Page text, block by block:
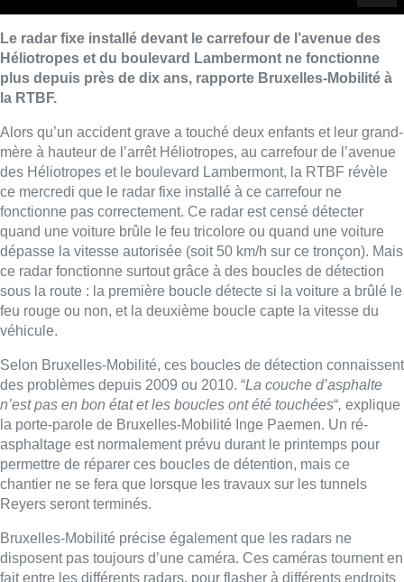
dépasse la vitesse autorisée (soit 50 km/h sur ce tronçon). Mais
ce radar fonctionne surtout grâce à des boucles de détection
sous la route : la première boucle détecte si la voiture a brûlé le
feu rouge ou non, et la deuxième boucle capte la vitesse du
véhicule.
Selon Bruxelles-Mobilité, ces boucles de détection connaissent
des problèmes depuis 2009 ou 2010. “
La couche d’asphalte
n’est pas en bon état et les boucles ont été touchées “,
explique
la porte-parole de Bruxelles-Mobilité Inge Paemen. Un ré-
asphaltage est normalement prévu durant le printemps pour
permettre de réparer ces boucles de détention, mais ce
chantier ne se fera que lorsque les travaux sur les tunnels
Reyers seront terminés.
Bruxelles-Mobilité précise également que les radars ne
disposent pas toujours d’une caméra. Ces caméras tournent en
fait entre les différents radars, pour flasher à différents endroits
selon les périodes de l’année. Seuls les radars-tronçons (au
boulevard Léopold III et sur l’avenue Louise) ne sont jamais
bougés de leur emplacement initial.
Reportage de Thomas Dufrane, Bernard Denuit et Paolo
Coen
Lire aussi :
Collision entre trois véhicules à